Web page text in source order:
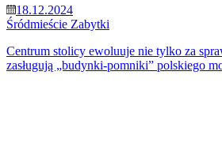
18.12.2024
Śródmieście Zabytki
Centrum stolicy ewoluuje nie tylko za
zasługują „budynki-pomniki” polskiego